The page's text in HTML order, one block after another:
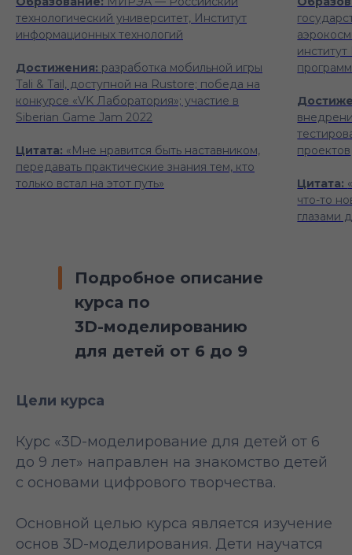
технологический университет, Институт
информационных технологий
Достижения: разработка мобильной игры
Tali & Tail, доступной на Rustore; победа на
конкурсе «VK Лаборатория»; участие в
Siberian Game Jam 2022
Цитата: «Мне нравится быть наставником,
передавать практические знания тем, кто
только встал на этот путь»
проектов
Цитата:
что-то
глазами
Подробное описание
курса по
3D-моделированию
для детей от 6 до 9
Цели курса
Курс «3D-моделирование для детей от 6
до 9 лет» направлен на знакомство детей
с основами цифрового творчества.
Основной целью курса является изучение
основ 3D-моделирования. Дети научатся